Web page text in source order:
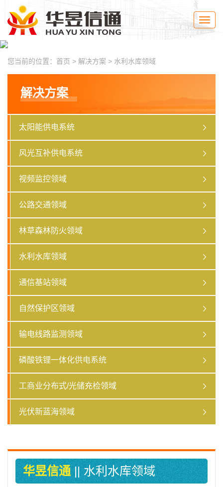
Toggle
您当前的位置： 首页 > 解决方案 > 水利水库领域
解决方案
太阳能供电系统
风光互补供电系统
视频监控领域
公路交通领域
林草森林防火领域
水利水库领域
通信基站领域
自然保护区领域
输电线路监测领域
磷酸铁锂一体化供电系统
工商业分布式/光储充检领域
光伏新蓝海领域
华昱信通 || 水利水库领域